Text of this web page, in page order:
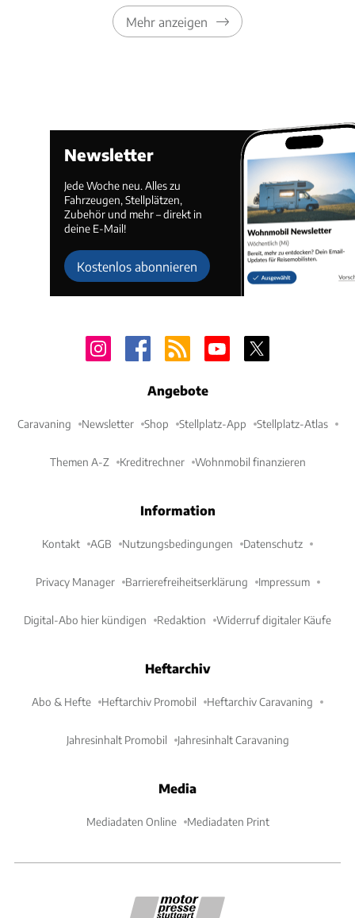
Mehr anzeigen
Newsletter
Jede Woche neu. Alles zu
Fahrzeugen, Stellplätzen,
Zubehör und mehr – direkt in
deine E-Mail!
Kostenlos abonnieren
Angebote
Caravaning Newsletter Shop Stellplatz-App Stellplatz-Atlas
Themen A-Z Kreditrechner Wohnmobil finanzieren
Information
Kontakt AGB Nutzungsbedingungen Datenschutz
Privacy Manager Barrierefreiheitserklärung Impressum
Digital-Abo hier kündigen Redaktion Widerruf digitaler Käufe
Heftarchiv
Abo & Hefte Heftarchiv Promobil Heftarchiv Caravaning
Jahresinhalt Promobil Jahresinhalt Caravaning
Media
Mediadaten Online Mediadaten Print